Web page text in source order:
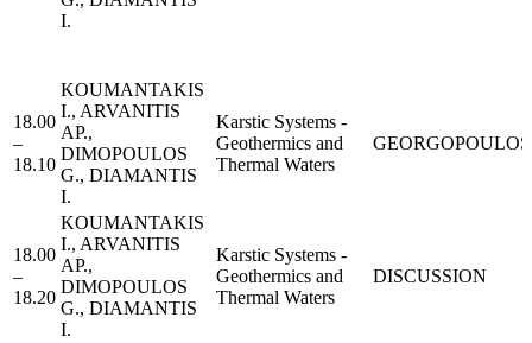
I.
18.00
–
18.10
KOUMANTAKIS
I., ARVANITIS
AP.,
DIMOPOULOS
G., DIAMANTIS
I.
Karstic Systems -
Geothermics and
Thermal Waters
18.00
–
18.20
KOUMANTAKIS
I., ARVANITIS
AP.,
DIMOPOULOS
G., DIAMANTIS
I.
Karstic Systems -
Geothermics and
Thermal Waters
DISCUSSION